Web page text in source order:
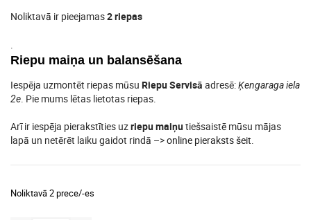
Noliktavā ir pieejamas2 riepas
.
Riepu maiņa un balansēšana
Iespēja uzmontēt riepas mūsu Riepu Servisā adresē:Ķengaraga iela
2e. Pie mums lētas lietotas riepas.
Arī ir iespēja pierakstīties uzriepu maiņutiešsaistē mūsu mājas
lapā un netērēt laiku gaidot rindā –>online pieraksts šeit.
Noliktavā 2 prece/-es